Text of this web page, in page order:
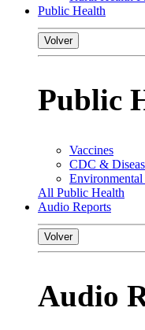
Public Health
Volver
Public
Vaccines
CDC &
Environmental
All Public Health
Audio Reports
Volver
Audio